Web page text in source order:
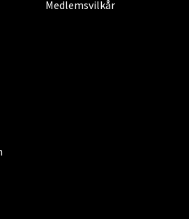
Medlemsvilkår
Stord